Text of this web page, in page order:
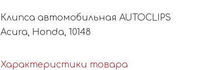
Клипса автомобильная AUTOCLIPS
Acura, Honda, 10148
Характеристики товара